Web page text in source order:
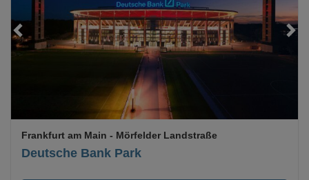
Deutsche Bank Park
Frankfurt am Main - Mörfelder Landstraße